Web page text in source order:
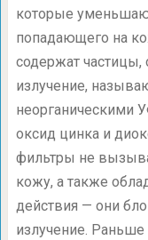
которые
попадающего на
содержат
излучение,
неорганическими
оксид цинка и
фильтры не
кожу, а также
действия — они
излучение.